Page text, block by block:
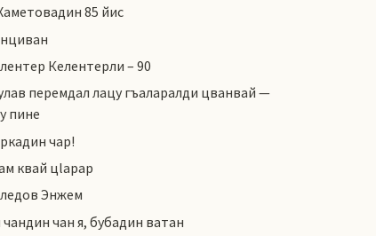
85 йис
Келентерли – 90
перемдал лацу гъаларалди цванвай —
пине
чар!
квай цlарар
Энжем
чандин чан я, бубадин ватан